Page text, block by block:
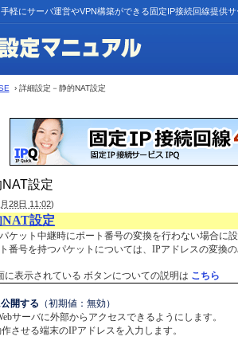
軽にサーバ運営やVPN構築ができる固定IP接続回線提供
› 詳細設定－静的NAT設定
設定
28日 11:02)
設定
ケット中継時にポート番号の変換を行わない場合に
番号を持つパケットについては、IPアドレスの変換
表示されている ボタンについての説明は こちら
開する （初期値：無効）
サーバに外部からアクセスできるようにします。
させる端末のIPアドレスを入力します。